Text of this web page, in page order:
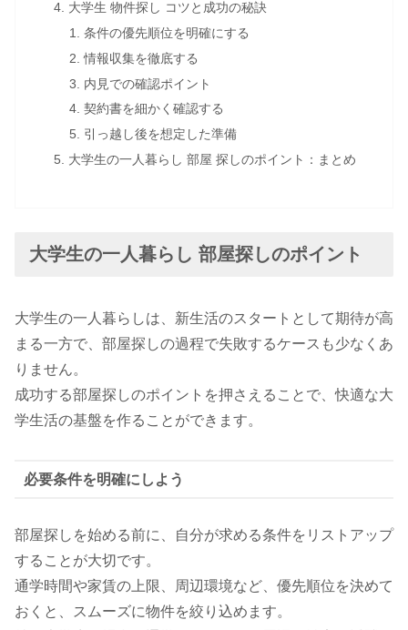
大学生 物件探し コツと成功の秘訣
条件の優先順位を明確にする
情報収集を徹底する
内見での確認ポイント
契約書を細かく確認する
引っ越し後を想定した準備
大学生の一人暮らし 部屋 探しのポイント：まとめ
大学生の一人暮らし 部屋探しのポイント
大学生の一人暮らしは、新生活のスタートとして期待が高
まる一方で、部屋探しの過程で失敗するケースも少なくあ
りません。
成功する部屋探しのポイントを押さえることで、快適な大
学生活の基盤を作ることができます。
必要条件を明確にしよう
部屋探しを始める前に、自分が求める条件をリストアップ
することが大切です。
通学時間や家賃の上限、周辺環境など、優先順位を決めて
おくと、スムーズに物件を絞り込めます。